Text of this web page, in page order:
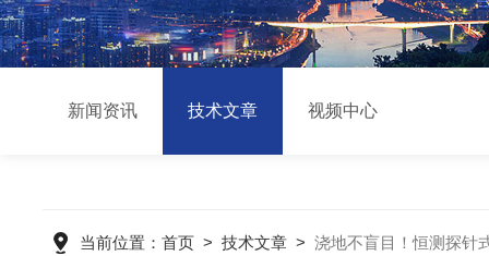
新闻资讯 技术文章 视频中心
当前位置： 首页 > 技术文章 > 浇地不盲目！恒测探针